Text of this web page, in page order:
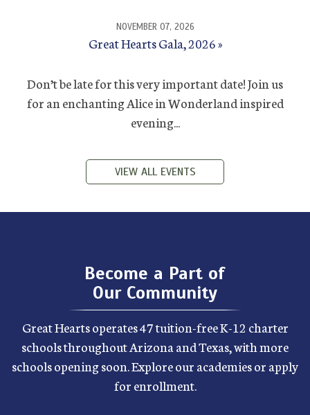
NOVEMBER 07, 2026
Great Hearts Gala, 2026
Don’t be late for this very important date! Join us
for an enchanting Alice in Wonderland inspired
evening...
VIEW ALL EVENTS
Become a Part of
Our Community
Great Hearts operates 47 tuition-free K-12 charter
schools throughout Arizona and Texas, with more
schools opening soon. Explore our academies or apply
for enrollment.